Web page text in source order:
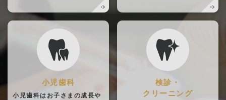
小児歯科
小児歯科はお子さまの成長や
検診・
クリーニング